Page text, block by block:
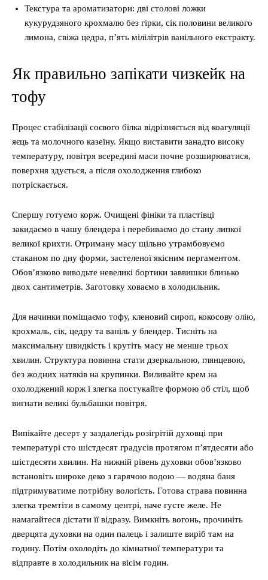
Текстура та ароматизатори: дві столові ложки
кукурудзяного крохмалю без гірки, сік половини великого
лимона, свіжа цедра, п’ять мілілітрів ванільного екстракту.
Як правильно запікати чизкейк на
тофу
Процес стабілізації соєвого білка відрізняється від коагуляції
яєць та молочного казеїну. Якщо виставити занадто високу
температуру, повітря всередині маси почне розширюватися,
поверхня здується, а після охолодження глибоко
потріскається.
Спершу готуємо корж. Очищені фініки та пластівці
закидаємо в чашу блендера і перебиваємо до стану липкої
великої крихти. Отриману масу щільно утрамбовуємо
стаканом по дну форми, застеленої якісним пергаментом.
Обов’язково виводьте невеликі бортики заввишки близько
двох сантиметрів. Заготовку ховаємо в холодильник.
Для начинки поміщаємо тофу, кленовий сироп, кокосову олію,
крохмаль, сік, цедру та ваніль у блендер. Тисніть на
максимальну швидкість і крутіть масу не менше трьох
хвилин. Структура повинна стати дзеркальною, глянцевою,
без жодних натяків на крупинки. Виливайте крем на
охолоджений корж і злегка постукайте формою об стіл, щоб
вигнати великі бульбашки повітря.
Випікайте десерт у заздалегідь розігрітій духовці при
температурі сто шістдесят градусів протягом п’ятдесяти або
шістдесяти хвилин. На нижній рівень духовки обов’язково
встановіть широке деко з гарячою водою — водяна баня
підтримуватиме потрібну вологість. Готова страва повинна
злегка тремтіти в самому центрі, наче густе желе. Не
намагайтеся дістати її відразу. Вимкніть вогонь, прочиніть
дверцята духовки на один палець і залиште виріб там на
годину. Потім охолодіть до кімнатної температури та
відправте в холодильник на вісім годин.